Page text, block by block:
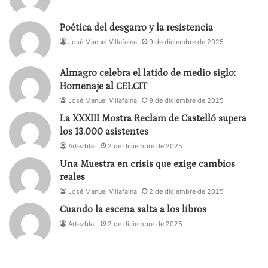
colectivo, lo efímero y lo eterno.
En Solala, Amalia Fernánde z nos guía por una
exploración íntima a través de tres piezas:
que vincula la memoria familiar con la narración
visual; Bailar el problema, una inmersión en la
identidad cultural a través del movimiento; y
de cuadraditos, una reflexión sobre el arte como
experiencia compartida. En esta misma línea
introspectiva, L
de una canción de amor, deRaissa Avilés,
transforma las canciones de amor en actos de
romanticismo convencional para revelar su carácter
libertario y transgresor.
Poética del desgarro y la resistencia
José Manuel Villafaina 9 de diciembre de 2025
Almagro celebra el latido de medio siglo:
Homenaje al CELCIT
José Manuel Villafaina 9 de diciembre de 2025
La XXXIII Mostra Reclam de Castelló supera
los 13.000 asistentes
Artezblai 2 de diciembre de 2025
Una Muestra en crisis que exige cambios
reales
José Manuel Villafaina 2 de diciembre de 2025
Cuando la escena salta a los libros
Artezblai 2 de diciembre de 2025